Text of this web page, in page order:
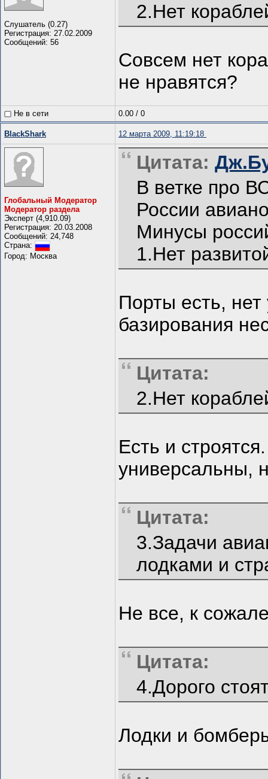
Слушатель (0.27)
Регистрация: 27.02.2009
Сообщений: 56
2.Нет
Совсем нет
не нравятся?
Не в сети 0.00 / 0
BlackShark 12 марта 2009, 11:19:18
Глобальный Модератор
Модератор раздела
Эксперт (4,910.09)
Регистрация: 20.03.2008
Сообщений: 24,748
Страна:
Город: Москва
Цитата:
В ветке про
России
Минусы
1.Нет
Порты есть,
базирования
Цитата:
2.Нет
Есть и
универсальны,
Цитата:
3.Задачи
лодками и
Не все, к
Цитата:
4.Дорого
Лодки и